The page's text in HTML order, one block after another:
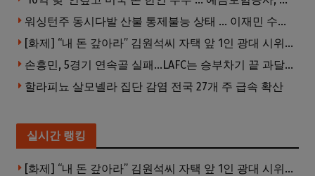
워싱턴주 동시다발 산불 통제불능 상태 … 이재민 수십만명
[화제] “내 돈 갚아라” 김원석씨 자택 앞 1인 광대 시위 … 한인 투자사, “108만 달러 못받아”
손흥민, 5경기 연속골 실패…LAFC는 승부차기 끝 과달라하라 격파
할라피뇨 살모넬라 집단 감염 전국 27개 주 급속 확산
실시간 랭킹
[화제] “내 돈 갚아라” 김원석씨 자택 앞 1인 광대 시위 … 한인 투자사, “108만 달러 못받아”